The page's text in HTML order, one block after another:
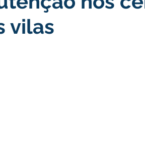
vilas